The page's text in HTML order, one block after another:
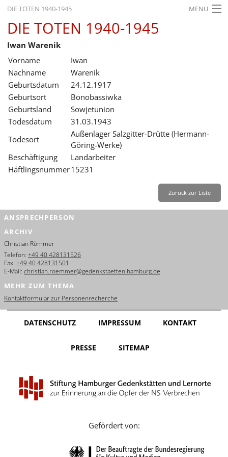
DIE TOTEN 1940-1945 MENU
STARTSEITE
AKTUELLES
AUSSTELLUNGEN
GESCHICHTE
BILDUNG
SERVICE
Deutsch Zurück
Deutsch
Français
Dansk
Español
Italiano
Português
Yкраїнський
Русский
Gebärdensprache
DIE TOTEN 1940-1945
Iwan Warenik
Vorname
Iwan
Nachname
Warenik
Geburtsdatum
24.12.1917
Geburtsort
Bonobassiwka
Geburtsland
Sowjetunion
Todesdatum
31.03.1943
Todesort
Außenlager Salzgitter-Drütte (Hermann-
Göring-Werke)
Beschäftigung
Landarbeiter
Häftlingsnummer15231
Zurück zur Liste
ANSPRECHPERSON
ARCHIV
Christian Römmer
Telefon: +49 40 428131526
Fax: +49 40 428131501
E-Mail: christian.roemmer@gedenkstaetten.hamburg.de
MEHR ZUM THEMA
Kontaktformular zur Personenrecherche
DATENSCHUTZ IMPRESSUM KONTAKT
PRESSE SITEMAP
Gefördert von: